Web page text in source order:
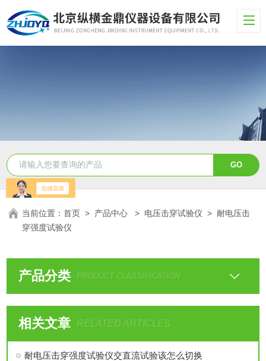
当前位置：首页 > 产品中心 > 电压击穿试验仪 > 耐电压击
穿强度试验仪
产品分类 PRODUCT CLASSIFICATION
相关文章 RELATED ARTICLES
耐电压击穿强度试验仪交直流试验该怎么切换